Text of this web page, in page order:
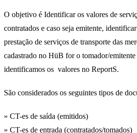
O objetivo é Identificar os valores de
contratados e caso seja emitente,
prestação de serviços de transporte das
cadastrado no HüB for o tomador/
identificamos os valores no ReportS.
São considerados os seguintes tipos de
» CT-es de saída (emitidos)
» CT-es de entrada (contratados/tomados)